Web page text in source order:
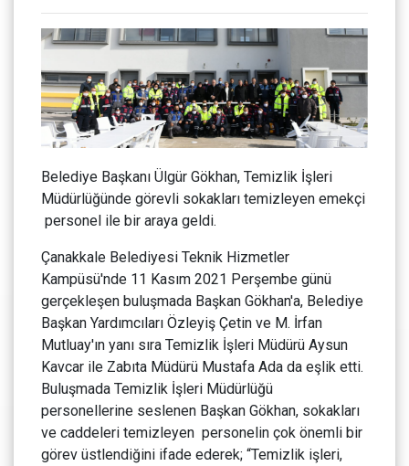
Belediye Başkanı Ülgür Gökhan, Temizlik İşleri
Müdürlüğünde görevli sokakları temizleyen emekçi
personel ile bir araya geldi.
Çanakkale Belediyesi Teknik Hizmetler
Kampüsü'nde 11 Kasım 2021 Perşembe günü
gerçekleşen buluşmada Başkan Gökhan'a, Belediye
Başkan Yardımcıları Özleyiş Çetin ve M. İrfan
Mutluay'ın yanı sıra Temizlik İşleri Müdürü Aysun
Kavcar ile Zabıta Müdürü Mustafa Ada da eşlik etti.
Buluşmada Temizlik İşleri Müdürlüğü
personellerine seslenen Başkan Gökhan, sokakları
ve caddeleri temizleyen personelin çok önemli bir
görev üstlendiğini ifade ederek; “Temizlik işleri,